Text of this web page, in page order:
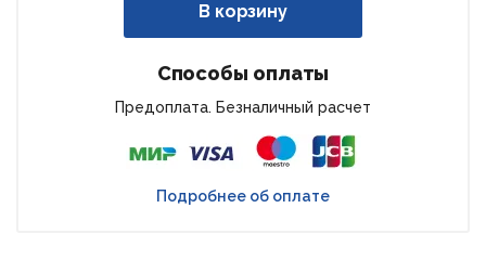
В корзину
Способы оплаты
Предоплата. Безналичный расчет
Подробнее об оплате